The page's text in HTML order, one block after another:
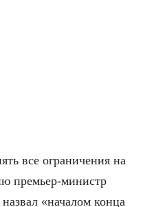
все ограничения на
премьер-министр
«началом конца